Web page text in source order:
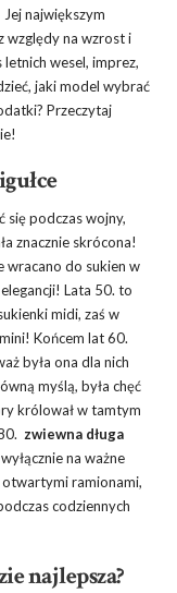
największym
względy na wzrost i
wesel, imprez,
jaki model wybrać
Przeczytaj
się podczas wojny,
znacznie skrócona!
wracano do sukien w
Lata 50. to
midi, zaś w
Końcem lat 60.
była ona dla nich
myślą, była chęć
królował w tamtym
zwiewna długa
na ważne
ramionami,
codziennych
najlepsza?